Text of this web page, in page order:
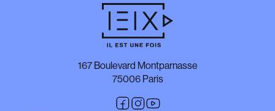
167 Boulevard Montparnasse
75006 Paris